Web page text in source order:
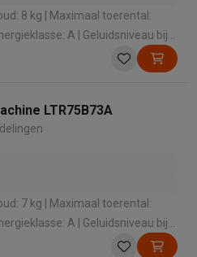
8 kg | Maximaal toerental:
A | Geluidsniveau bij
dB | Dosering wasmiddel:
LTR75B73A
7 kg | Maximaal toerental:
A | Geluidsniveau bij
dB | Stoomfunctie: Ja